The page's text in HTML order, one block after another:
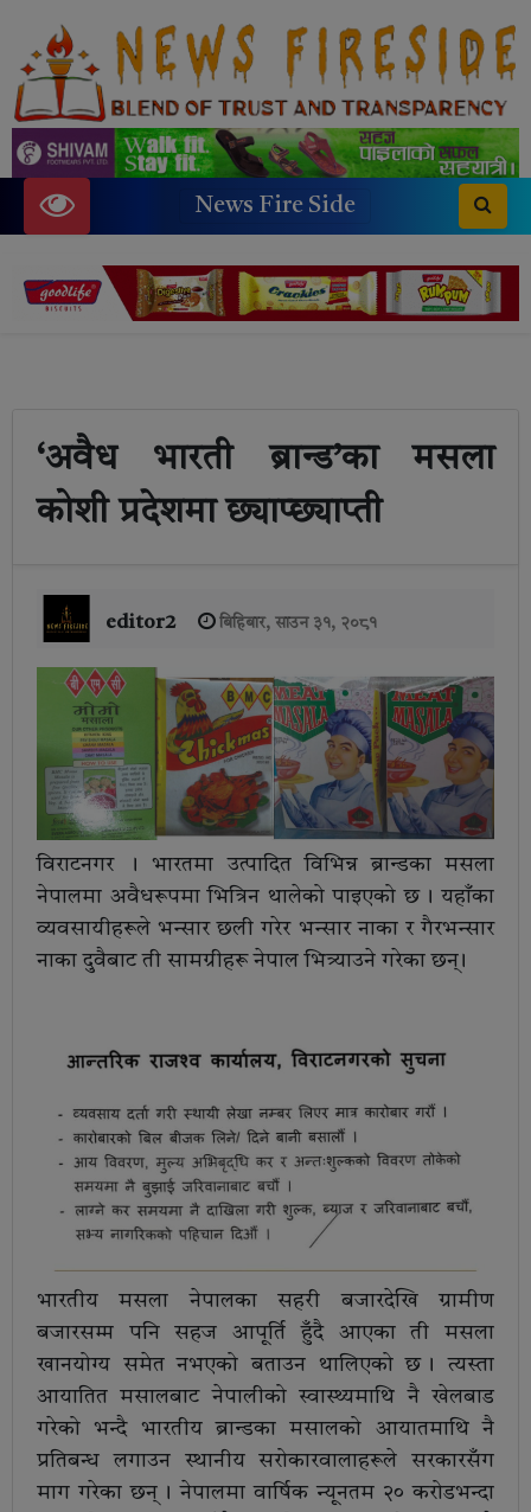
News Fire Side
‘अवैध भारती ब्रान्ड’का मसला
कोशी प्रदेशमा छ्याप्छ्याप्ती
editor2 बिहिबार, साउन ३१, २०८१
विराटनगर । भारतमा उत्पादित विभिन्न ब्रान्डका मसला
नेपालमा अवैधरूपमा भित्रिन थालेको पाइएको छ । यहाँका
व्यवसायीहरूले भन्सार छली गरेर भन्सार नाका र गैरभन्सार
नाका दुवैबाट ती सामग्रीहरू नेपाल भित्र्याउने गरेका छन् ।
भारतीय मसला नेपालका सहरी बजारदेखि ग्रामीण
बजारसम्म पनि सहज आपूर्ति हुँदै आएका ती मसला
खानयोग्य समेत नभएको बताउन थालिएको छ । त्यस्ता
आयातित मसालबाट नेपालीको स्वास्थ्यमाथि नै खेलबाड
गरेको भन्दै भारतीय ब्रान्डका मसालको आयातमाथि नै
प्रतिबन्ध लगाउन स्थानीय सरोकारवालाहरूले सरकारसँग
माग गरेका छन् । नेपालमा वार्षिक न्यूनतम २० करोडभन्दा